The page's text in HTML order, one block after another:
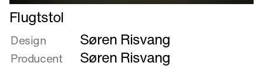
Læs
mere
om
Flugtstol
Flugtstol
Design Søren Risvang
Producent Søren Risvang